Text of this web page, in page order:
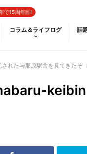
で15周年目!
コラム＆ライフログ 話
れた与那原駅舎を見てきたぞ
keibin